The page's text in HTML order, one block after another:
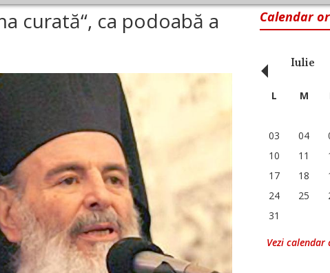
curată“, ca podoabă a
Calendar
Iulie
‹ L M
03
04
10
11
17
18
24
25
31
Vezi